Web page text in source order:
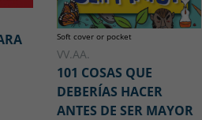
Soft cover or pocket
VV.AA.
101 COSAS QUE
DEBERÍAS HACER
ANTES DE SER MAYOR